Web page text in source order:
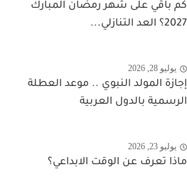
كم باقي على شهر رمضان المبارك
2027؟ العد التنازلي...
يوليو 28, 2026
إجازة المولد النبوي .. موعد العطلة
الرسمية بالدول العربية
يوليو 23, 2026
ماذا تعرف عن الوقت الابداعي؟